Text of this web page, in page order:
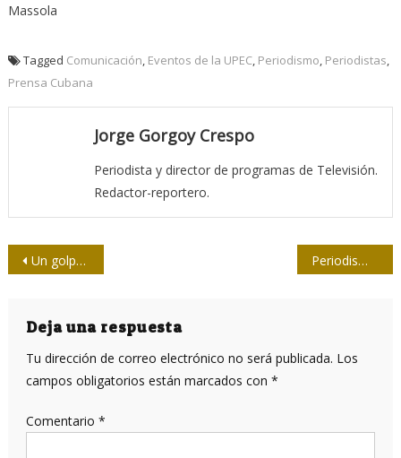
Massola
Tagged Comunicación, Eventos de la UPEC, Periodismo, Periodistas,
Prensa Cubana
Jorge Gorgoy Crespo
Periodista y director de programas de Televisión.
Redactor-reportero.
Navegación
entradas
Un golpe de amor para Lorena Periodismo vivo en una añeja ciudad
Deja una respuesta
Tu dirección de correo electrónico no será publicada. Los
campos obligatorios están marcados con *
Comentario *